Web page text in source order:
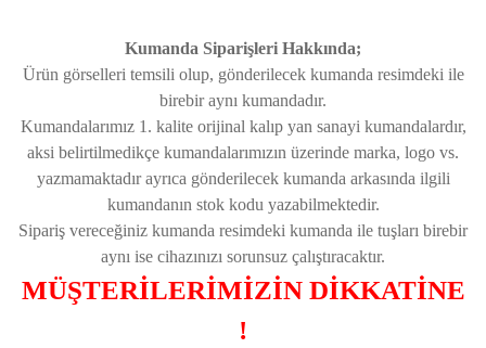
Kumanda Siparişleri Hakkında;
Ürün görselleri temsili olup, gönderilecek kumanda resimdeki ile
birebir aynı kumandadır.
Kumandalarımız 1. kalite orijinal kalıp yan sanayi kumandalardır,
aksi belirtilmedikçe kumandalarımızın üzerinde marka, logo vs.
yazmamaktadır ayrıca gönderilecek kumanda arkasında ilgili
kumandanın stok kodu yazabilmektedir.
Sipariş vereceğiniz kumanda resimdeki kumanda ile tuşları birebir
aynı ise cihazınızı sorunsuz çalıştıracaktır.
MÜŞTERİLERİMİZİN DİKKATİNE
!